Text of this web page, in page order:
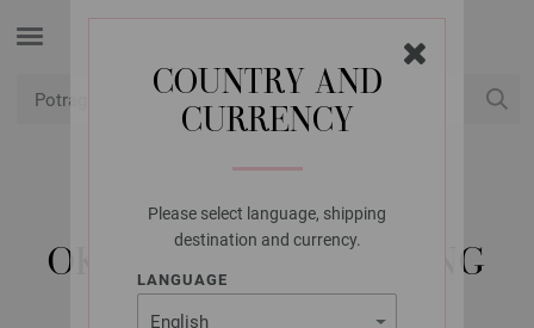
COUNTRY AND
CURRENCY
Please select language, shipping
destination and currency.
LANGUAGE
LANA GROSSA
OKRUGLA IGLA MESING
10,0/60CM